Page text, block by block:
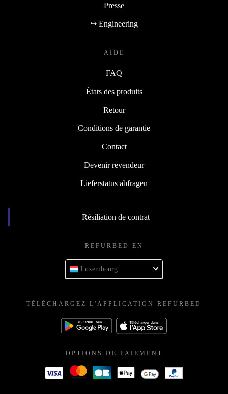
Presse
↪ Engineering
AIDE
FAQ
États des produits
Retour
Conditions de garantie
Contact
Devenir revendeur
Lieferstatus abfragen
Résiliation de contrat
REFURBED EN
Luxembourg
TÉLÉCHARGEZ L'APPLICATION REFURBED
OPTIONS DE PAIEMENT